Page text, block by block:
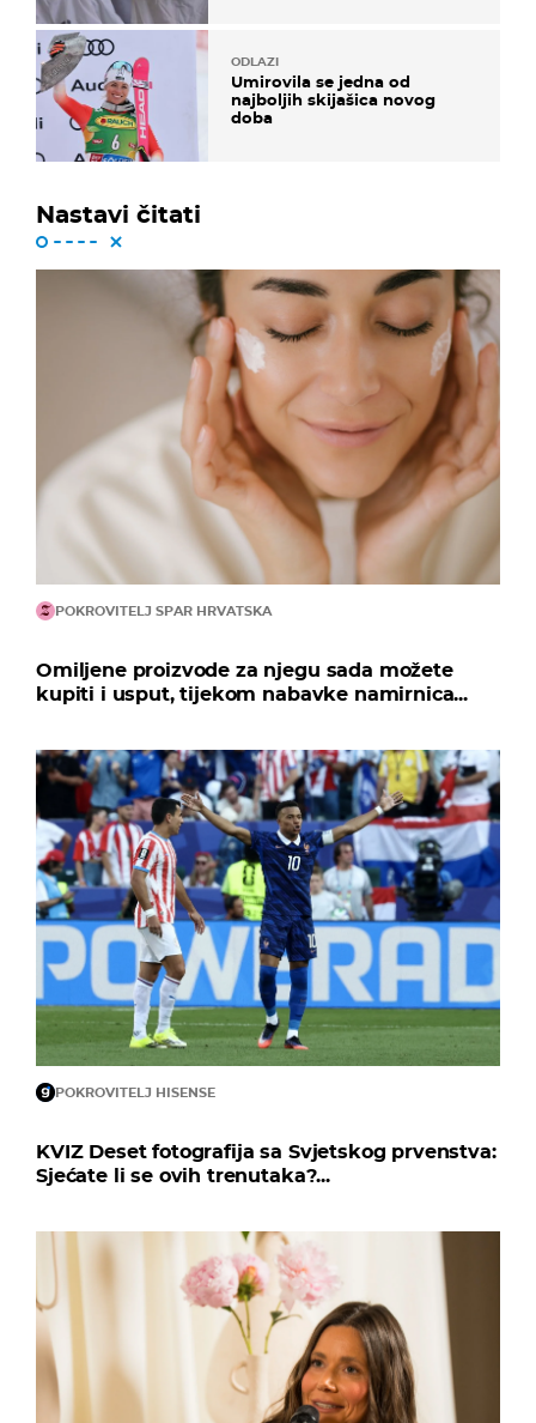
ODLAZI
Umirovila se jedna od
najboljih skijašica novog
doba
Nastavi čitati
POKROVITELJ SPAR HRVATSKA
Omiljene proizvode za njegu sada možete
kupiti i usput, tijekom nabavke namirnica...
POKROVITELJ HISENSE
KVIZ Deset fotografija sa Svjetskog prvenstva:
Sjećate li se ovih trenutaka?...